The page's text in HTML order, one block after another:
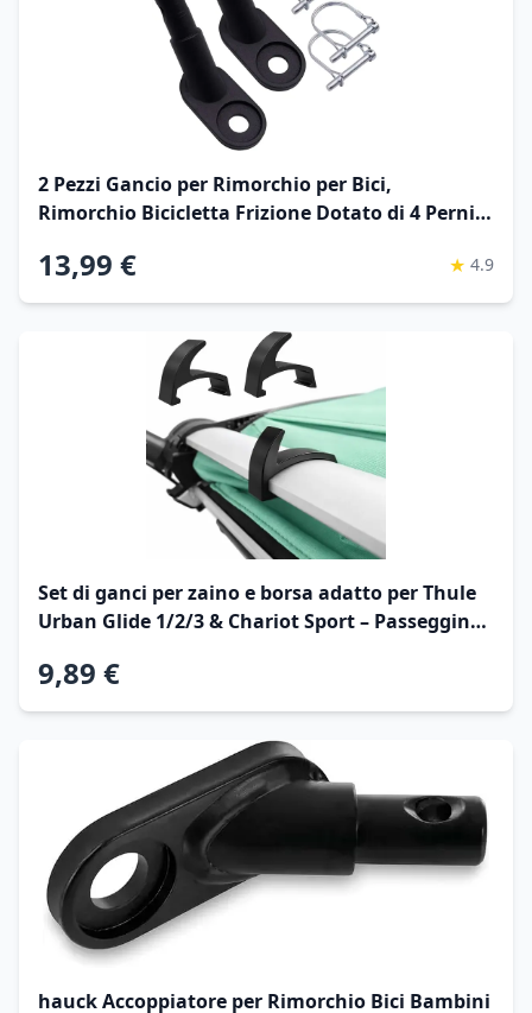
2 Pezzi Gancio per Rimorchio per Bici,
Rimorchio Bicicletta Frizione Dotato di 4 Perni
Rimorchi di Bambini Adatto per Biciclette
13,99 € ★ 4.9
Set di ganci per zaino e borsa adatto per Thule
Urban Glide 1/2/3 & Chariot Sport – Passeggino
borse e caschi
9,89 €
hauck Accoppiatore per Rimorchio Bici Bambini